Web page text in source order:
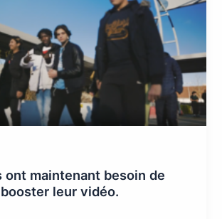
ont maintenant besoin de
leur vidéo.